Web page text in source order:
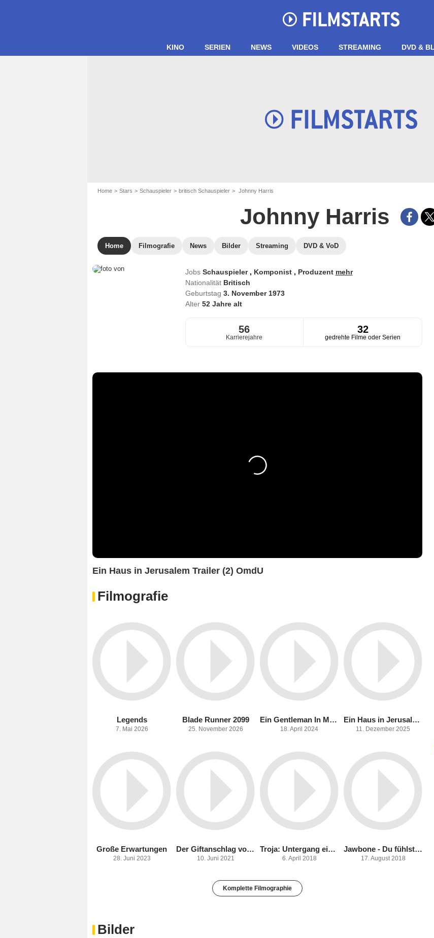
KINO SERIEN NEWS VIDEOS STREAMING DVD &
Home Stars Schauspieler britisch Schauspieler Johnny Harris
Johnny Harris
Home Filmografie News Bilder Streaming DVD & VoD
Jobs Schauspieler , Komponist , Produzent mehr
Nationalität Britisch
Geburtstag 3. November 1973
Alter 52Jahre alt
56
Karrierejahre
32
gedrehte Filme oder Serien
Ein Haus in Jerusalem Trailer (2) OmdU
Filmografie
Legends
7. Mai 2026
Blade Runner 2099
25. November 2026
Ein Gentleman In Moskau
18. April 2024
Ein Haus in Jerusalem
11. Dezember 2025
Große Erwartungen
28. Juni 2023
Der Giftanschlag von Salisbury
10. Juni 2021
Troja: Untergang einer Stadt
6. April 2018
Jawbone - Du fühlst jeden Schlag
17. August 2018
Komplette Filmographie
Bilder